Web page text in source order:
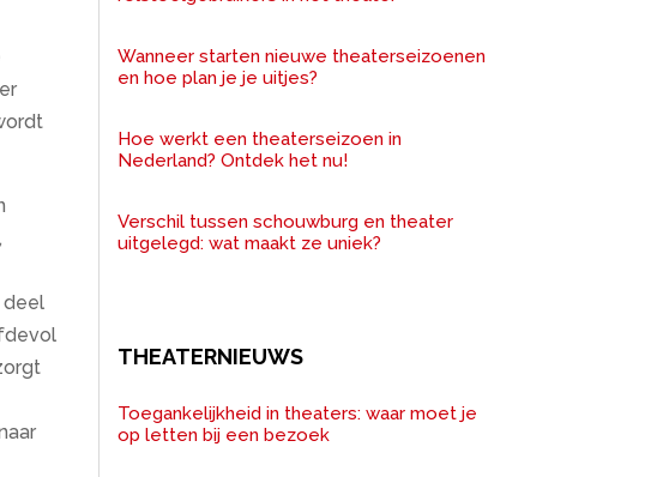
deel
Wanneer starten nieuwe theaterseizoenen
en hoe plan je je uitjes?
Hoe werkt een theaterseizoen in
Nederland? Ontdek het nu!
Verschil tussen schouwburg en theater
uitgelegd: wat maakt ze uniek?
THEATERNIEUWS
Toegankelijkheid in theaters: waar moet je
op letten bij een bezoek